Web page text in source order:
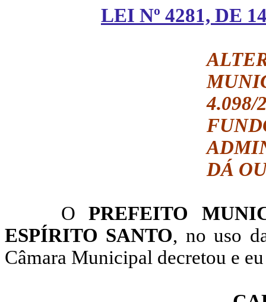
LEI Nº 4281, DE
DÁ
OPREFEITO
ESPÍRITO SANTO, no uso
Câmara Municipal decretou e